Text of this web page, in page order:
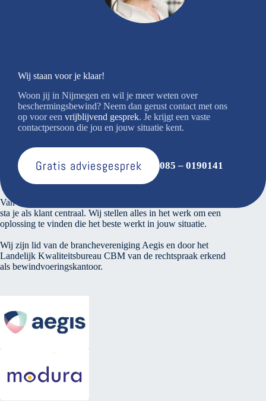
Wij staan voor je klaar!
Woon jij in Nijmegen en wil je meer weten over
beschermingsbewind? Neem dan gerust contact met ons
op voor een vrijblijvend gesprek. Je krijgt een vaste
contactpersoon die jou en jouw situatie kent.
Gratis adviesgesprek 085 – 0190141
Over ons
Van den Bosse voert verantwoord financieel beheer. Bij ons
sta je als klant centraal. Wij stellen alles in het werk om een
oplossing te vinden die het beste werkt in jouw situatie.
Wij zijn lid van de branchevereniging Aegis en door het
Landelijk Kwaliteitsbureau CBM van de rechtspraak erkend
als bewindvoeringskantoor.